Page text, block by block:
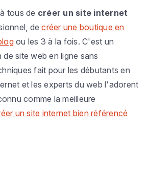
tous de créer un site internet
decréer une boutique en
ou les 3 à la fois. C'est un
site web en ligne sans
fait pour les débutants en
et les experts du web l'adorent
comme la meilleure
un site internet bien référencé